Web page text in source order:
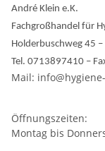
André Klein e.K.
Fachgroßhandel für
Holderbuschweg 45
Tel. 0713897410 –
Mail:
Öffnungszeiten:
Montag bis